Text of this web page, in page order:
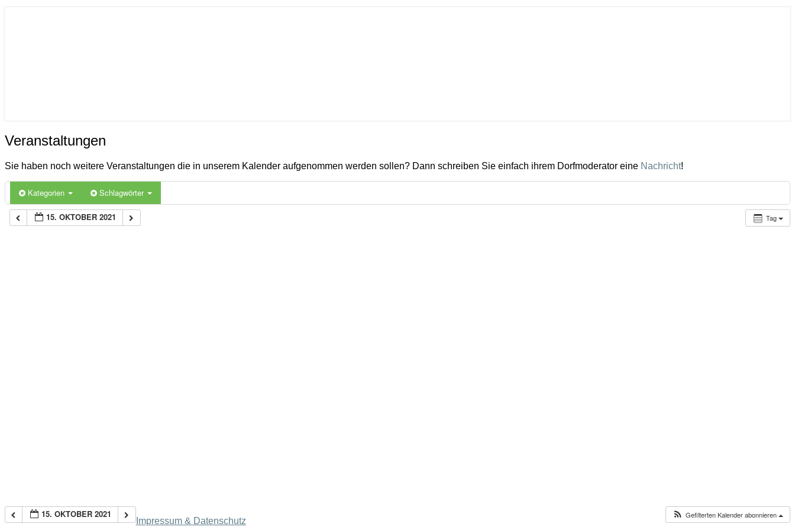
Veranstaltungen
Veranstaltungen
Sie haben noch weitere Veranstaltungen die in unserem Kalender aufgenommen werden sollen? Dann schreiben Sie einfach ihrem Dorfmoderator eine Nachricht!
Kategorien Schlagwörter
Tag
15. OKTOBER 2021
15. OKTOBER 2021 Gefilterten Kalender abonnieren
Impressum & Datenschutz